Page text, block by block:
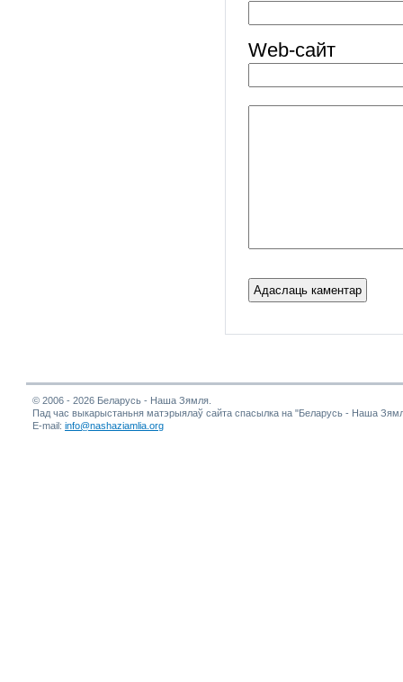
Web-cайт
© 2006 - 2026 Беларусь - Наша Зямля.
Пад час выкарыстаньня матэрыялаў сайта спасылка на "Беларусь - Наша
E-mail: info@nashaziamlia.org